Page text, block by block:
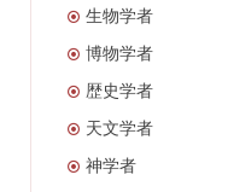
生物学者
博物学者
歴史学者
天文学者
神学者